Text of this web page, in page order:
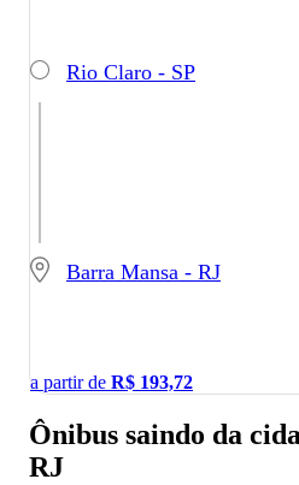
Rio Claro - SP
Barra Mansa - RJ
a partir de R$ 193,72
Ônibus saindo da
RJ